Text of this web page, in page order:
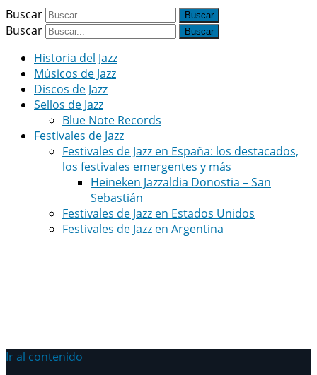
Buscar
Buscar
Historia del Jazz
Músicos de Jazz
Discos de Jazz
Sellos de Jazz
Blue Note Records
Festivales de Jazz
Festivales de Jazz en España: los destacados,
los festivales emergentes y más
Heineken Jazzaldia Donostia – San
Sebastián
Festivales de Jazz en Estados Unidos
Festivales de Jazz en Argentina
Ir al contenido